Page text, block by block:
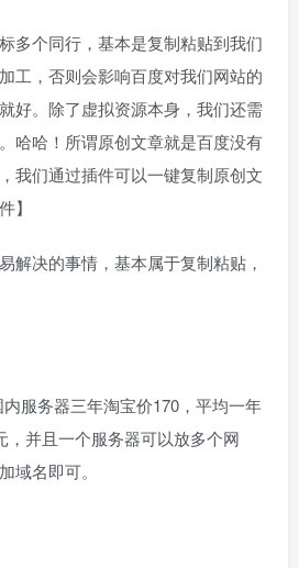
多个同行，基本是复制粘贴到我们
工，否则会影响百度对我们网站的
好。除了虚拟资源本身，我们还需
哈哈！所谓原创文章就是百度没有
我们通过插件可以一键复制原创文
】
解决的事情，基本属于复制粘贴，
服务器三年淘宝价170，平均一年
，并且一个服务器可以放多个网
域名即可。